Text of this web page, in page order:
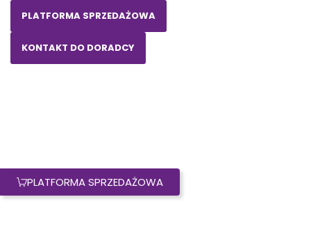
PLATFORMA SPRZEDAŻOWA
KONTAKT DO DORADCY
PLATFORMA SPRZEDAŻOWA